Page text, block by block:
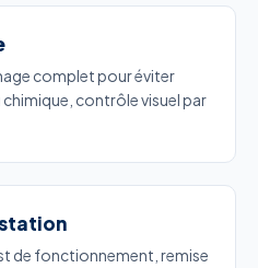
complet pour éviter
contrôle visuel par
de fonctionnement, remise